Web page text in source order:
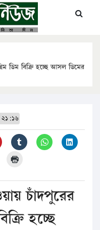
ডিম বিক্রি হচ্ছে আসল ডিমের
২১:১৬
চাঁদপুরের
হচ্ছে